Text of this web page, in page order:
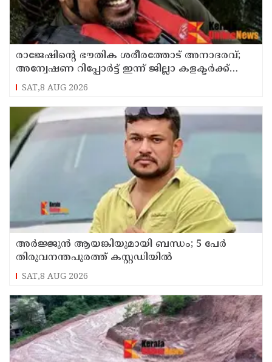
രാജേഷിന്റെ ഭൗതിക ശരീരത്തോട് അനാദരവ്;
അന്വേഷണ റിപ്പോര്‍ട്ട് ഇന്ന് ജില്ലാ കളക്ടര്‍ക്ക്
കൈമാറും
SAT,8 AUG 2026
അർജ്ജുൻ ആയങ്കിയുമായി ബന്ധം; 5 പേർ
തിരുവനന്തപുരത്ത് കസ്റ്റഡിയിൽ
SAT,8 AUG 2026